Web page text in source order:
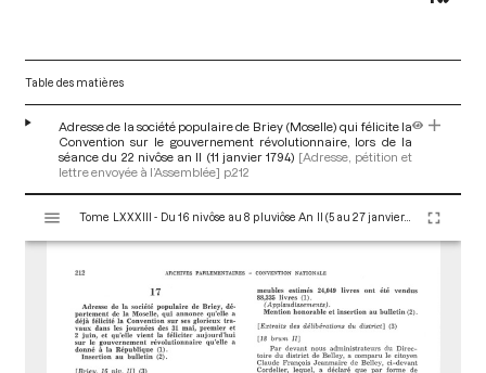
Table des matières
Adresse de la société populaire de Briey (Moselle) qui félicite la
Convention sur le gouvernement révolutionnaire, lors de la
séance du 22 nivôse an II (11 janvier 1794) [Adresse, pétition et
lettre envoyée à l’Assemblée] p.212
s